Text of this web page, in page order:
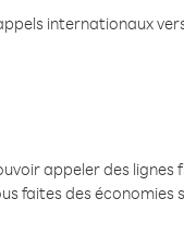
internationaux
appeler des
faites des économies